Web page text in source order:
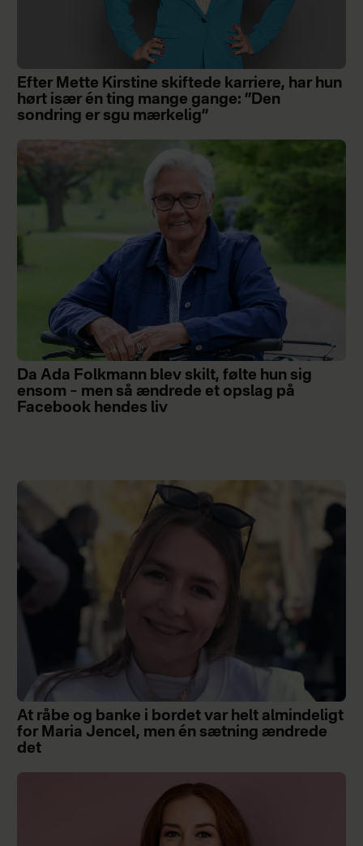
Efter Mette Kirstine skiftede karriere, har hun
hørt især én ting mange gange: ”Den
sondring er sgu mærkelig”
Da Ada Folkmann blev skilt, følte hun sig
ensom – men så ændrede et opslag på
Facebook hendes liv
At råbe og banke i bordet var helt almindeligt
for Maria Jencel, men én sætning ændrede
det